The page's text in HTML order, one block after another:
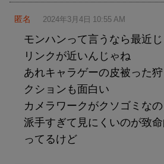
匿名 2024年3月4日 10:55 AM
モンハンって言うなら最近
リンクが近いんじゃね
あれキャラゲーの皮被った
クションも面白い
カメラワークがクソゴミな
派手すぎて見にくいのが致
ってるけど